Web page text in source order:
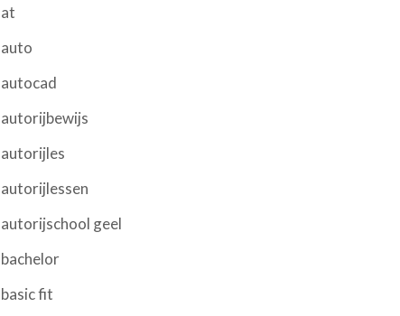
at
auto
autocad
autorijbewijs
autorijles
autorijlessen
autorijschool geel
bachelor
basic fit